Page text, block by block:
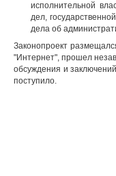
исполнительной
дел,
дела об
Законопроект
"Интернет", прошел
обсуждения и
поступило.